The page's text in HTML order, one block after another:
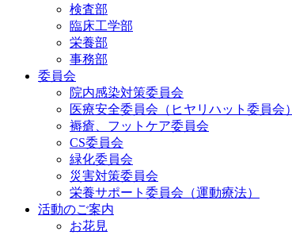
検査部
臨床工学部
栄養部
事務部
委員会
院内感染対策委員会
医療安全委員会（ヒヤリハット委員会）
褥瘡、フットケア委員会
CS委員会
緑化委員会
災害対策委員会
栄養サポート委員会（運動療法）
活動のご案内
お花見